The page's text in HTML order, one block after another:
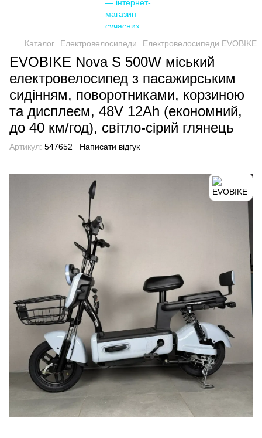
Каталог Електровелосипеди Електровелосипеди EVOBIKE
EVOBIKE Nova S 500W міський
електровелосипед з пасажирським
сидінням, поворотниками, корзиною
та дисплеєм, 48V 12Ah (економний,
до 40 км/год), світло-сірий глянець
Артикул: 547652 Написати відгук